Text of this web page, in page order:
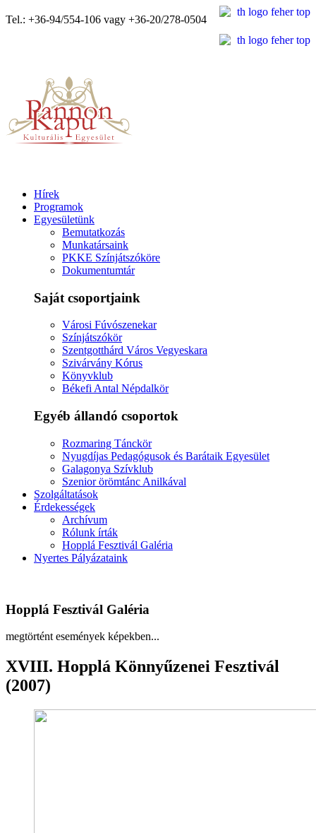
Tel.: +36-94/554-106 vagy +36-20/278-0504
Hírek
Programok
Egyesületünk
Bemutatkozás
Munkatársaink
PKKE Színjátszóköre
Dokumentumtár
Saját csoportjaink
Városi Fúvószenekar
Színjátszókör
Szentgotthárd Város Vegyeskara
Szivárvány Kórus
Könyvklub
Békefi Antal Népdalkör
Egyéb állandó csoportok
Rozmaring Tánckör
Nyugdíjas Pedagógusok és Barátaik Egyesület
Galagonya Szívklub
Szenior örömtánc Anilkával
Szolgáltatások
Érdekességek
Archívum
Rólunk írták
Hopplá Fesztivál Galéria
Nyertes Pályázataink
Hopplá Fesztivál Galéria
megtörtént események képekben...
XVIII. Hopplá Könnyűzenei Fesztivál
(2007)